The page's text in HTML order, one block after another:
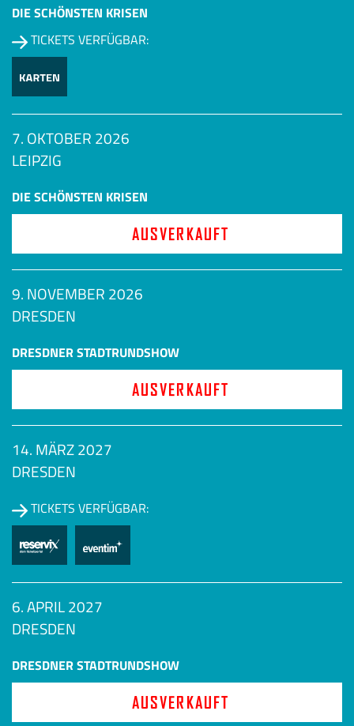
DIE SCHÖNSTEN KRISEN
TICKETS VERFÜGBAR:
7. OKTOBER 2026
LEIPZIG
DIE SCHÖNSTEN KRISEN
AUSVERKAUFT
9. NOVEMBER 2026
DRESDEN
DRESDNER STADTRUNDSHOW
AUSVERKAUFT
14. MÄRZ 2027
DRESDEN
TICKETS VERFÜGBAR:
6. APRIL 2027
DRESDEN
DRESDNER STADTRUNDSHOW
AUSVERKAUFT